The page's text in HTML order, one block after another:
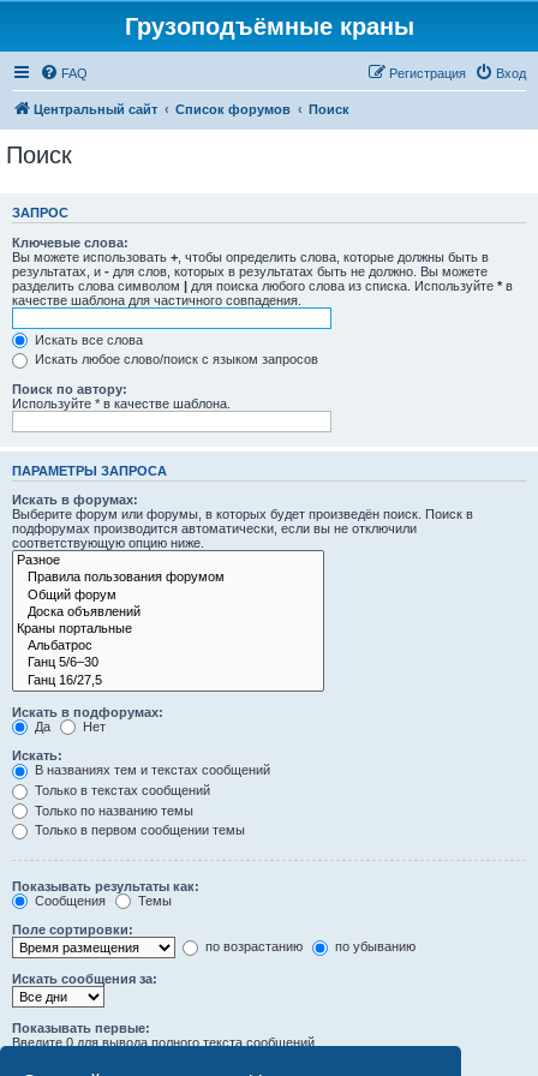
Грузоподъёмные краны
FAQ Вход
Регистрация
Центральный сайт Список форумов Поиск
Поиск
ЗАПРОС
Ключевые слова:
Вы можете использовать + , чтобы определить слова, которые должны быть в
результатах, и - для слов, которых в результатах быть не должно. Вы можете
разделить слова символом | для поиска любого слова из списка. Используйте * в
качестве шаблона для частичного совпадения.
Искать все слова
Искать любое слово/поиск с языком запросов
Поиск по автору:
Используйте * в качестве шаблона.
ПАРАМЕТРЫ ЗАПРОСА
Искать в форумах:
Выберите форум или форумы, в которых будет произведён поиск. Поиск в
подфорумах производится автоматически, если вы не отключили
соответствующую опцию ниже.
Искать в подфорумах:
Да
Нет
Искать:
В названиях тем и текстах сообщений
Только в текстах сообщений
Только по названию темы
Только в первом сообщении темы
Показывать результаты как:
Сообщения
Темы
Поле сортировки:
по возрастанию
по убыванию
Искать сообщения за:
Показывать первые:
Введите 0 для вывода полного текста сообщений.